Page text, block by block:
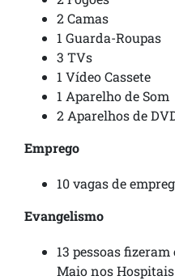
2 Camas
1 Guarda-Roupas
3 TVs
1 Vídeo Cassete
1 Aparelho de Som
2 Aparelhos de
Emprego
10 vagas de
Evangelismo
13 pessoas
Maio nos